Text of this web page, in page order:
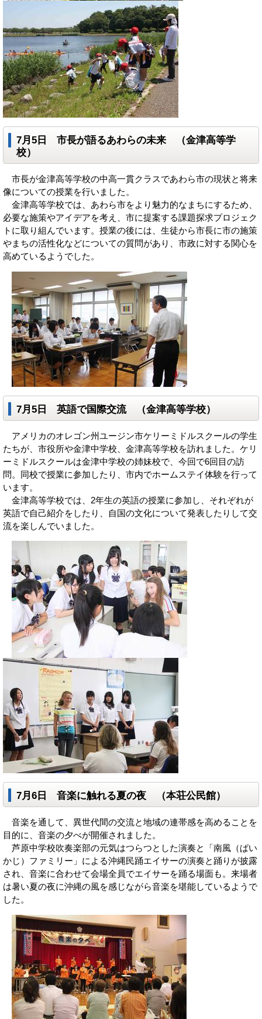
7月5日 市長が語るあわらの未来 （金津高等学
校）
市長が金津高等学校の中高一貫クラスであわら市の現状と将来
像についての授業を行いました。
金津高等学校では、あわら市をより魅力的なまちにするため、
必要な施策やアイデアを考え、市に提案する課題探求プロジェク
トに取り組んでいます。授業の後には、生徒から市長に市の施策
やまちの活性化などについての質問があり、市政に対する関心を
高めているようでした。
7月5日 英語で国際交流 （金津高等学校）
アメリカのオレゴン州ユージン市ケリーミドルスクールの学生
たちが、市役所や金津中学校、金津高等学校を訪れました。ケリ
ーミドルスクールは金津中学校の姉妹校で、今回で6回目の訪
問。同校で授業に参加したり、市内でホームステイ体験を行って
います。
金津高等学校では、2年生の英語の授業に参加し、それぞれが
英語で自己紹介をしたり、自国の文化について発表したりして交
流を楽しんでいました。
7月6日 音楽に触れる夏の夜 （本荘公民館）
音楽を通して、異世代間の交流と地域の連帯感を高めることを
目的に、音楽の夕べが開催されました。
芦原中学校吹奏楽部の元気はつらつとした演奏と「南風（ぱい
かじ）ファミリー」による沖縄民踊エイサーの演奏と踊りが披露
され、音楽に合わせて会場全員でエイサーを踊る場面も。来場者
は暑い夏の夜に沖縄の風を感じながら音楽を堪能しているようで
した。